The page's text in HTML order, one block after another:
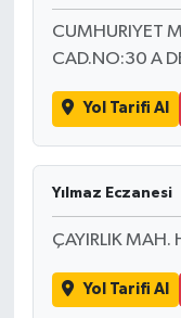
CUMHURIYET
CAD.NO:30 A
Yol Tarifi Al
Yılmaz Eczanesi
ÇAYIRLIK MAH.
Yol Tarifi Al